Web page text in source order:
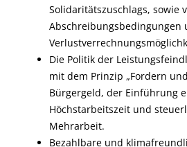
Solidaritätszuschlags, sowie
Abschreibungsbedingungen
Die Politik der
mit dem Prinzip „Fordern
Bürgergeld, der Einführung
Höchstarbeitszeit und
Mehrarbeit.
Bezahlbare und